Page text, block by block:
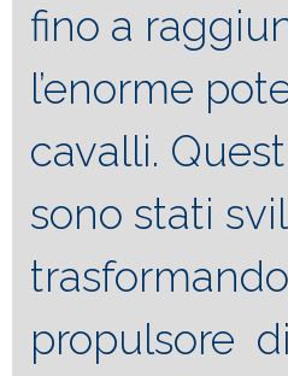
fino a
l’enorme
cavalli.
sono stati
propulsore